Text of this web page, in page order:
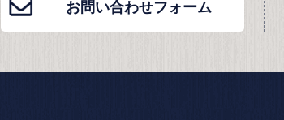
お問い合わせフォーム